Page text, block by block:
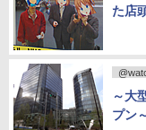
た店
～大
プン